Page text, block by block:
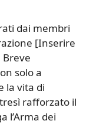
dai membri
[Inserire
Breve
solo a
la vita di
rafforzato il
l’Arma dei